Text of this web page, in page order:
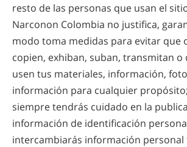
resto de las personas que usan el
Narconon Colombia no justifica,
modo toma medidas para evitar que
copien, exhiban, suban, transmitan
usen tus materiales, información,
información para cualquier
siempre tendrás cuidado en la
información de identificación
intercambiarás información personal